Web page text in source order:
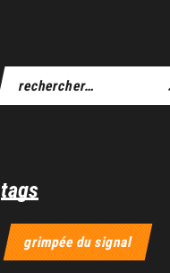
tags
grimpée du signal